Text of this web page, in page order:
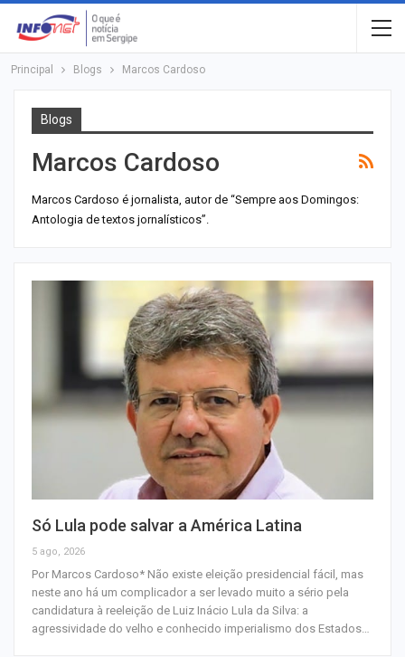
Principal Blogs Marcos Cardoso
Blogs
Marcos Cardoso
Marcos Cardoso é jornalista, autor de “Sempre aos Domingos:
Antologia de textos jornalísticos”.
Só Lula pode salvar a América Latina
5 ago, 2026
Por Marcos Cardoso* Não existe eleição presidencial fácil, mas
neste ano há um complicador a ser levado muito a sério pela
candidatura à reeleição de Luiz Inácio Lula da Silva: a
agressividade do velho e conhecido imperialismo dos Estados…